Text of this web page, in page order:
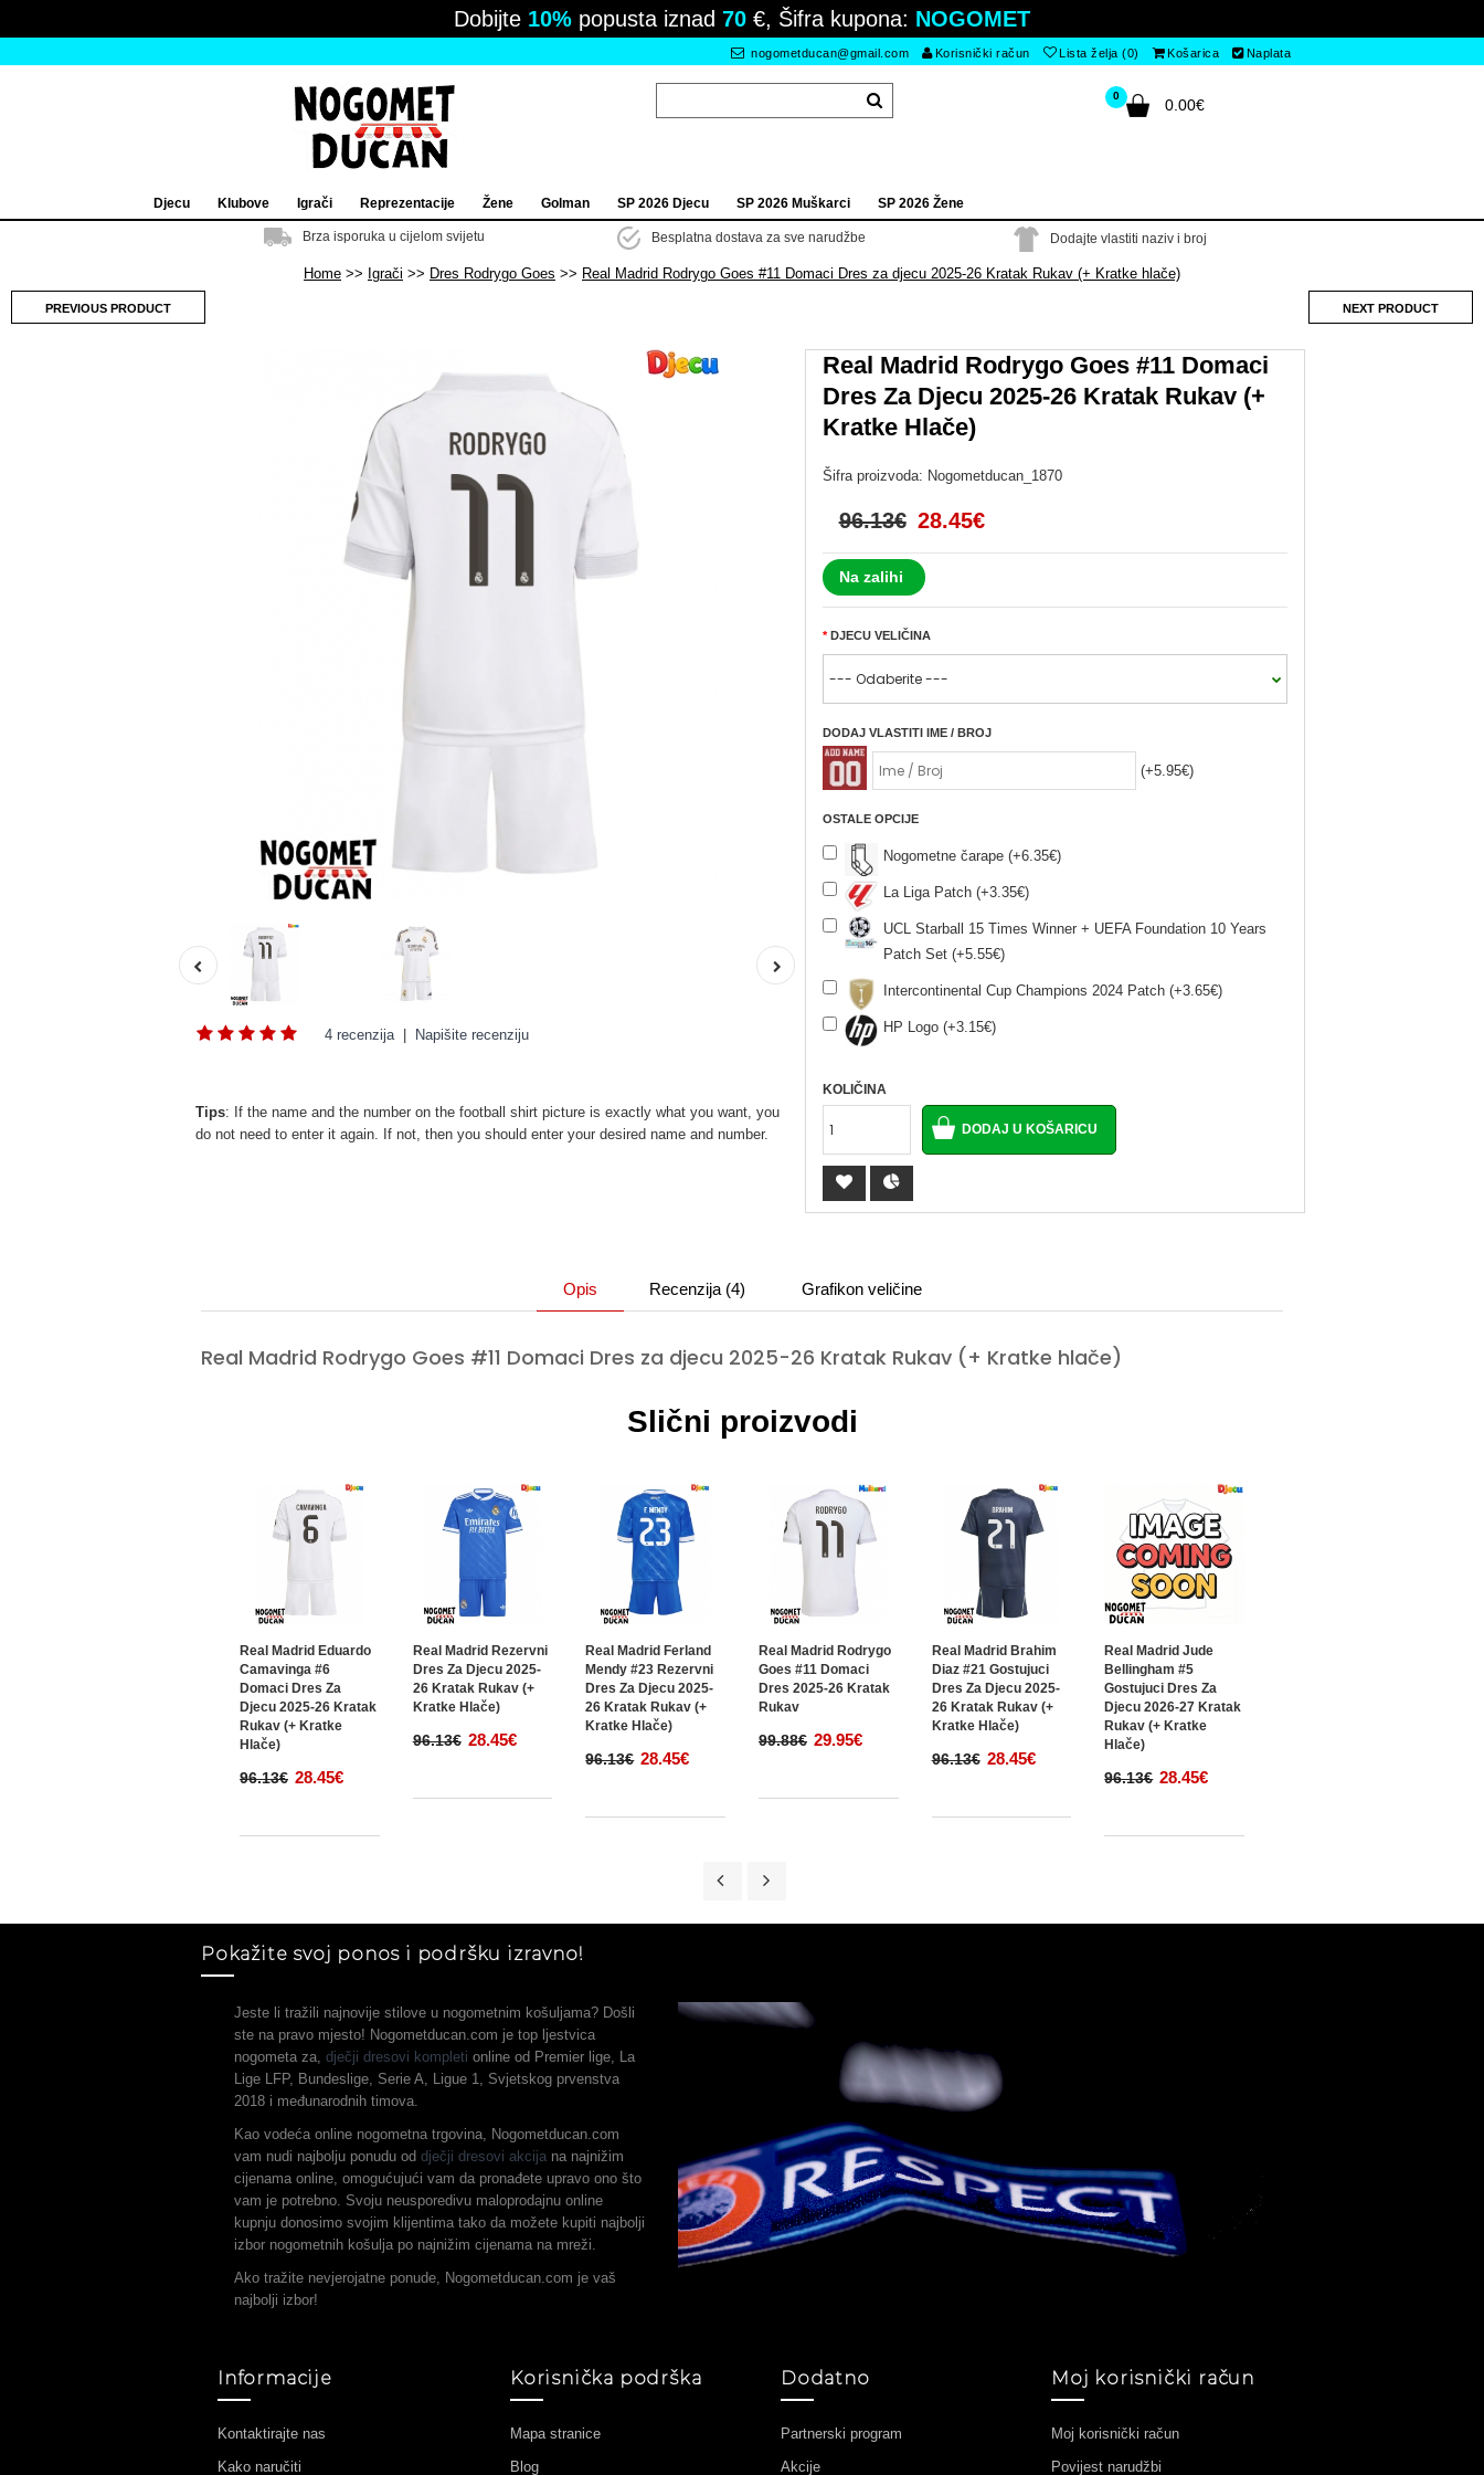
Dobijte 10% popusta iznad 70 €, Šifra kupona: NOGOMET
nogometducan@gmail.com Korisnički račun Lista želja (0) Košarica Naplata
0
0.00€
Djecu Klubove Igrači Reprezentacije Žene Golman SP 2026 Djecu SP 2026 Muškarci SP 2026 Žene
Brza isporuka u cijelom svijetu Besplatna dostava za sve narudžbe Dodajte vlastiti naziv i broj
Home Igrači Dres Rodrygo Goes Real Madrid Rodrygo Goes #11 Domaci Dres za djecu 2025-26 Kratak Rukav (+ Kratke hlače)
PREVIOUS PRODUCT NEXT PRODUCT
4 recenzija| Napišite recenziju
Tips: If the name and the number on the football shirt picture is exactly what you want, you
do not need to enter it again. If not, then you should enter your desired name and number.
Real Madrid Rodrygo Goes #11 Domaci
Dres Za Djecu 2025-26 Kratak Rukav (+
Kratke Hlače)
Šifra proizvoda: Nogometducan_1870
96.13€ 28.45€
Na zalihi
DJECU VELIČINA
DODAJ VLASTITI IME / BROJ
(+5.95€)
OSTALE OPCIJE
Nogometne čarape (+6.35€)
La Liga Patch (+3.35€)
UCL Starball 15 Times Winner + UEFA Foundation 10 Years
Patch Set (+5.55€)
Intercontinental Cup Champions 2024 Patch (+3.65€)
HP Logo (+3.15€)
KOLIČINA
Opis Recenzija (4) Grafikon veličine
Real Madrid Rodrygo Goes #11 Domaci Dres za djecu 2025-26 Kratak Rukav (+ Kratke hlače)
Slični proizvodi
Real Madrid Eduardo
Camavinga #6
Domaci Dres Za
Djecu 2025-26 Kratak
Rukav (+ Kratke
Hlače)
96.13€ 28.45€
Real Madrid Rezervni
Dres Za Djecu 2025-
26 Kratak Rukav (+
Kratke Hlače)
96.13€ 28.45€
Real Madrid Ferland
Mendy #23 Rezervni
Dres Za Djecu 2025-
26 Kratak Rukav (+
Kratke Hlače)
96.13€ 28.45€
Real Madrid Rodrygo
Goes #11 Domaci
Dres 2025-26 Kratak
Rukav
99.88€ 29.95€
Real Madrid Brahim
Diaz #21 Gostujuci
Dres Za Djecu 2025-
26 Kratak Rukav (+
Kratke Hlače)
96.13€ 28.45€
Real Madrid Jude
Bellingham #5
Gostujuci Dres Za
Djecu 2026-27 Kratak
Rukav (+ Kratke
Hlače)
96.13€ 28.45€
Pokažite svoj ponos i podršku izravno!
Jeste li tražili najnovije stilove u nogometnim košuljama? Došli
ste na pravo mjesto! Nogometducan.com je top ljestvica
nogometa za, dječji dresovi kompleti online od Premier lige, La
Lige LFP, Bundeslige, Serie A, Ligue 1, Svjetskog prvenstva
2018 i međunarodnih timova.
Kao vodeća online nogometna trgovina, Nogometducan.com
vam nudi najbolju ponudu od dječji dresovi akcija na najnižim
cijenama online, omogućujući vam da pronađete upravo ono što
vam je potrebno. Svoju neusporedivu maloprodajnu online
kupnju donosimo svojim klijentima tako da možete kupiti najbolji
izbor nogometnih košulja po najnižim cijenama na mreži.
Ako tražite nevjerojatne ponude, Nogometducan.com je vaš
najbolji izbor!
Informacije
Kontaktirajte nas
Kako naručiti
Korisnička podrška
Mapa stranice
Blog
Dodatno
Partnerski program
Akcije
Moj korisnički račun
Moj korisnički račun
Povijest narudžbi